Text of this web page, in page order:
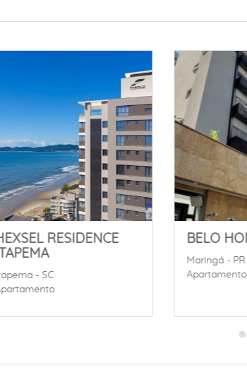
Maringá - PR
Casa
Maringá -